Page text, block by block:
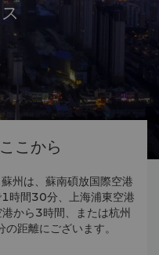
こから
州は、蘇南碩放国際空港
時間30分、上海浦東空港
から3時間、または杭州
距離にございます。